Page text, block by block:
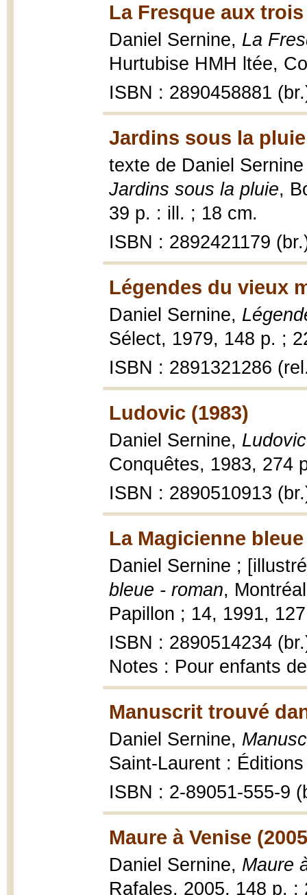
La Fresque aux
Daniel Sernine, La
Hurtubise HMH ltée,
ISBN : 2890458881
Jardins sous la pluie
texte de Daniel
Jardins sous la pluie,
39 p. : ill. ; 18 cm.
ISBN : 2892421179
Légendes du vieux
Daniel Sernine,
Sélect, 1979, 148 p. ;
ISBN : 2891321286
Ludovic (1983)
Daniel Sernine,
Conquêtes, 1983, 274
ISBN : 2890510913
La Magicienne bleue
Daniel Sernine ;
bleue - roman,
Papillon ; 14, 1991,
ISBN : 2890514234
Notes : Pour enfants
Manuscrit trouvé
Daniel Sernine,
Saint-Laurent :
ISBN : 2-89051-555-9
Maure à Venise
Daniel Sernine, Maure
Rafales, 2005, 148 p. ;